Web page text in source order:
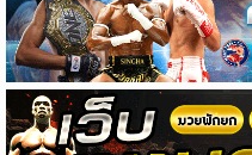
แกล
ล
อรี่
สาว
งาม